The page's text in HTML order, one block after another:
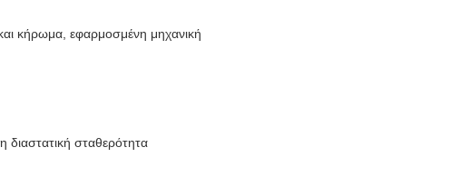
κήρωμα, εφαρμοσμένη μηχανική
σταθερότητα